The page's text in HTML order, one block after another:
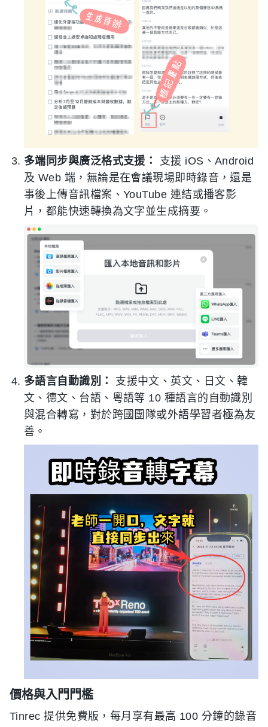
多端同步與廣泛格式支援：
支援 iOS、Android
及 Web 端，無論是在會議現場即時錄音，還是
事後上傳音訊檔案、YouTube 連結或播客影
片，都能快速轉換為文字並生成摘要。
多語言自動識別：
支援中文、英文、日文、韓
文、德文、台語、粵語等 10 種語言的自動識別
與混合轉寫，對於跨國團隊或外語學習者極為友
善。
價格與入門門檻
Tinrec 提供免費版，每月享有最高 100 分鐘的錄音